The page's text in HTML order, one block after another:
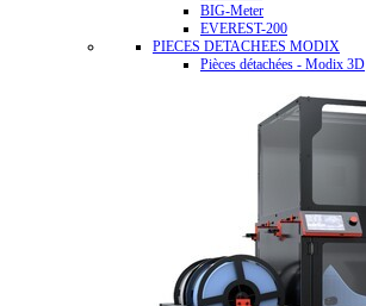
BIG-Meter
EVEREST-200
PIECES DETACHEES MODIX
Pièces détachées - Modix 3D